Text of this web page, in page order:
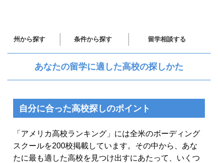
州から探す 条件から探す 留学相談する
あなたの留学に適した高校の探しかた
自分に合った高校探しのポイント
「アメリカ高校ランキング」には全米のボーディング
スクールを200校掲載しています。その中から、あな
たに最も適した高校を見つけ出すにあたって、いくつ